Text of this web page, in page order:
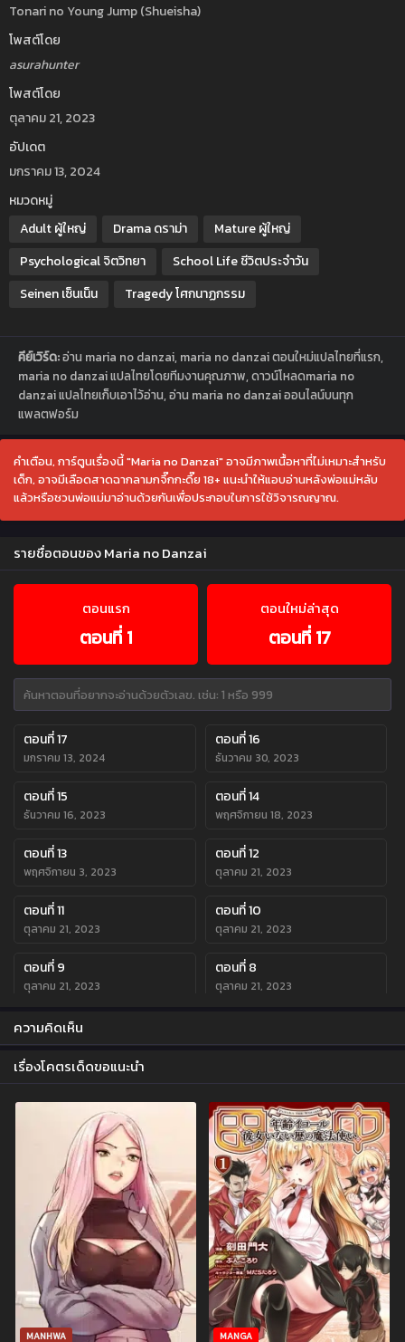
Tonari no Young Jump (Shueisha)
โพสต์โดย
asurahunter
โพสต์โดย
ตุลาคม 21, 2023
อัปเดต
มกราคม 13, 2024
หมวดหมู่
Adult ผู้ใหญ่
Drama ดราม่า
Mature ผู้ใหญ่
Psychological จิตวิทยา
School Life ชีวิตประจำวัน
Seinen เซ็นเน็น
Tragedy โศกนาฏกรรม
คีย์เวิร์ด:อ่าน maria no danzai, maria no danzai ตอนใหม่แปลไทยที่แรก,
maria no danzai แปลไทยโดยทีมงานคุณภาพ, ดาวน์โหลดmaria no
danzai แปลไทยเก็บเอาไว้อ่าน, อ่าน maria no danzai ออนไลน์บนทุก
แพลตฟอร์ม
คำเตือน, การ์ตูนเรื่องนี้ "Maria no Danzai" อาจมีภาพเนื้อหาที่ไม่เหมาะสำหรับ
เด็ก, อาจมีเลือดสาดฉากลามกจึ๊กกะดึ๊ย 18+ แนะนำให้แอบอ่านหลังพ่อแม่หลับ
แล้วหรือชวนพ่อแม่มาอ่านด้วยกันเพื่อประกอบในการใช้วิจารณญาณ.
รายชื่อตอนของ Maria no Danzai
ตอนแรก
ตอนที่ 1
ตอนใหม่ล่าสุด
ตอนที่ 17
ตอนที่ 17
มกราคม 13, 2024
ตอนที่ 16
ธันวาคม 30, 2023
ตอนที่ 15
ธันวาคม 16, 2023
ตอนที่ 14
พฤศจิกายน 18, 2023
ตอนที่ 13
พฤศจิกายน 3, 2023
ตอนที่ 12
ตุลาคม 21, 2023
ตอนที่ 11
ตุลาคม 21, 2023
ตอนที่ 10
ตุลาคม 21, 2023
ตอนที่ 9
ตุลาคม 21, 2023
ตอนที่ 8
ตุลาคม 21, 2023
ตอนที่ 7
ตุลาคม 21, 2023 ตุลาคม 21, 2023
ตอนที่ 5
ตุลาคม 21, 2023
ตอนที่ 4
ตุลาคม 21, 2023
ตุลาคม 21, 2023
ตอนที่ 2
ตุลาคม 21, 2023
ตอนที่ 1
ตุลาคม 21, 2023
ความคิดเห็น
เรื่องโคตรเด็ดขอแนะนำ
MANHWA MANGA